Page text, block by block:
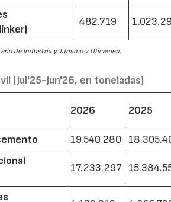
482.719
de Industria y Turismo y Oficemen.
(jul'25-jun'26, en toneladas)
2026 2025
19.540.280
17.233.297